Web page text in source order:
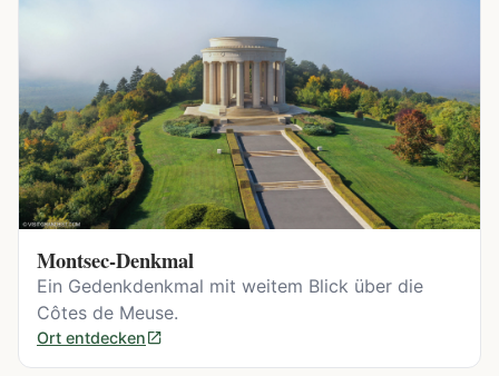
Montsec-Denkmal
Ein Gedenkdenkmal mit weitem Blick über die
Côtes de Meuse.
Ort entdecken